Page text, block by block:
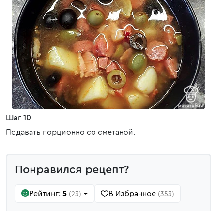
Шаг 10
Подавать порционно со сметаной.
Понравился рецепт?
Рейтинг: 5 (23) В Избранное (353)